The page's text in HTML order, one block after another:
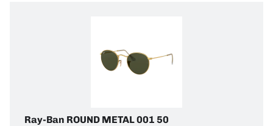
Ray-Ban ROUND METAL 001 50